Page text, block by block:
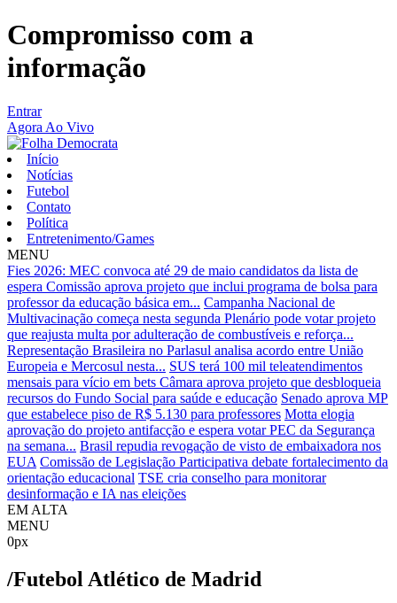
Compromisso com a
informação
Entrar
Agora Ao Vivo
Início
Notícias
Futebol
Contato
Política
Entretenimento/Games
MENU
Fies 2026: MEC convoca até 29 de maio candidatos da lista de
espera Comissão aprova projeto que inclui programa de bolsa para
professor da educação básica em... Campanha Nacional de
Multivacinação começa nesta segunda Plenário pode votar projeto
que reajusta multa por adulteração de combustíveis e reforça...
Representação Brasileira no Parlasul analisa acordo entre União
Europeia e Mercosul nesta... SUS terá 100 mil teleatendimentos
mensais para vício em bets Câmara aprova projeto que desbloqueia
recursos do Fundo Social para saúde e educação Senado aprova MP
que estabelece piso de R$ 5.130 para professores Motta elogia
aprovação do projeto antifacção e espera votar PEC da Segurança
na semana... Brasil repudia revogação de visto de embaixadora nos
EUA Comissão de Legislação Participativa debate fortalecimento da
orientação educacional TSE cria conselho para monitorar
desinformação e IA nas eleições
EM ALTA
MENU
0px
/Futebol Atlético de Madrid